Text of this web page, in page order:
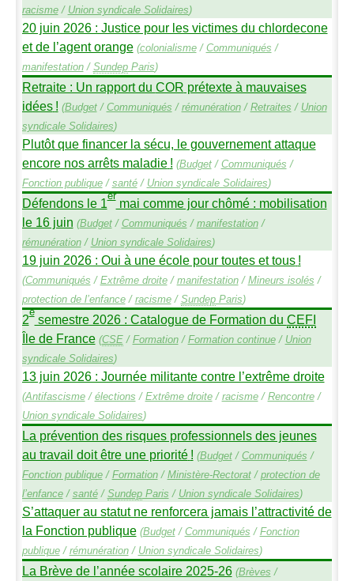
racisme/ Union syndicale Solidaires)
20 juin 2026 : Justice pour les victimes du chlordecone
et de l’agent orange (colonialisme/ Communiqués /
manifestation/ SundepParis)
Retraite : Un rapport du COR prétexte à mauvaises
idées ! (Budget/ Communiqués / rémunération/ Retraites / Union
syndicale Solidaires)
Plutôt que financer la sécu, le gouvernement attaque
encore nos arrêts maladie ! (Budget/ Communiqués /
Fonction publique/ santé/ Union syndicale Solidaires)
Défendons le 1ermai comme jour chômé : mobilisation
le 16 juin (Budget/ Communiqués / manifestation/
rémunération/ Union syndicale Solidaires)
19 juin 2026 : Oui à une école pour toutes et tous !
(Communiqués / Extrême droite/ manifestation/ Mineurs isolés /
protection de l’enfance/ racisme/ SundepParis)
2esemestre 2026 : Catalogue de Formation du CEFI
Île de France (CSE/ Formation/ Formation continue/ Union
syndicale Solidaires)
13 juin 2026 : Journée militante contre l’extrême droite
(Antifascisme/ élections / Extrême droite/ racisme/ Rencontre/
Union syndicale Solidaires)
La prévention des risques professionnels des jeunes
au travail doit être une priorité ! (Budget/ Communiqués /
Fonction publique/ Formation/ Ministère-Rectorat/ protection de
l’enfance/ santé/ SundepParis / Union syndicale Solidaires)
S’attaquer au statut ne renforcera jamais l’attractivité de
la Fonction publique (Budget/ Communiqués / Fonction
publique/ rémunération/ Union syndicale Solidaires)
La Brève de l’année scolaire 2025-26 (Brèves /